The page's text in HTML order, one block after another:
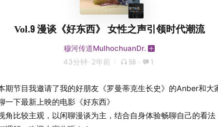
Vol.9 漫谈《好东西》 女性之声引领时代潮流
穆河传道MulhochuanDr.
43分钟 · 2年前 56 · 1
期节目我邀请了我的好朋友《罗曼蒂克生长史》的Anber和大
一下最新上映的电影《好东西》
角比较主观，以闲聊漫谈为主，结合自身体验畅聊自己的看法